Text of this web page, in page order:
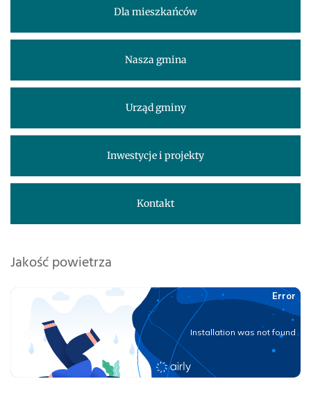
Dla mieszkańców
Nasza gmina
Urząd gminy
Inwestycje i projekty
Kontakt
Jakość powietrza